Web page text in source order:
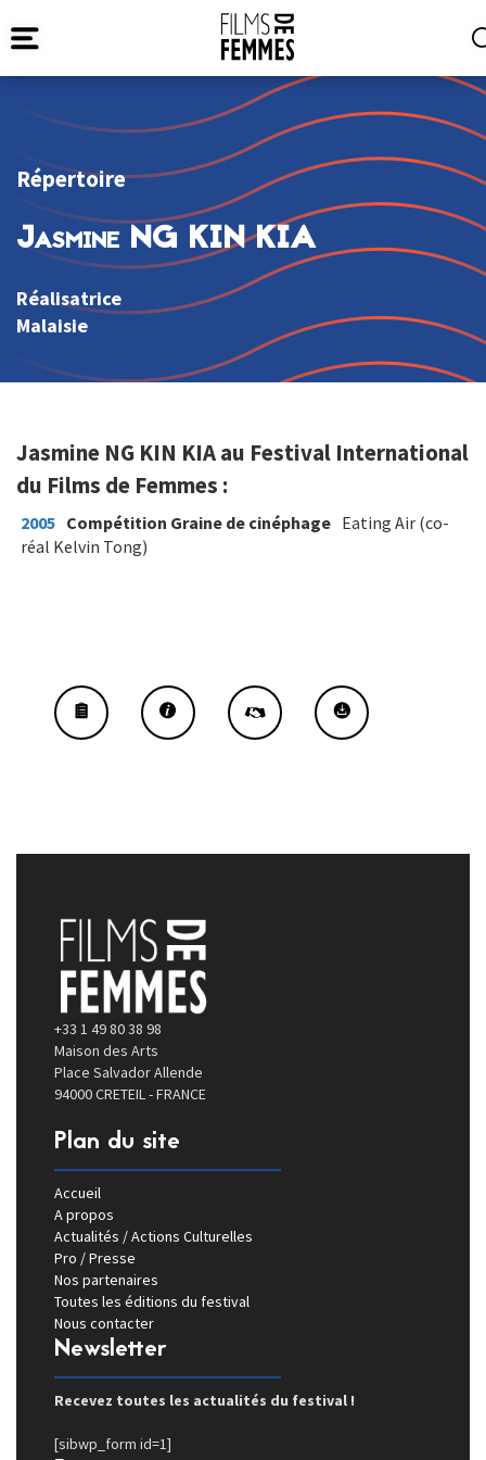
Répertoire
Jasmine NG KIN KIA
Réalisatrice
Malaisie
Jasmine NG KIN KIA au Festival International
du Films de Femmes :
2005 Compétition Graine de cinéphage Eating Air (co-
réal Kelvin Tong)
+33 1 49 80 38 98
Maison des Arts
Place Salvador Allende
94000 CRETEIL - FRANCE
Plan du site
Accueil
A propos
Actualités / Actions Culturelles
Pro / Presse
Nos partenaires
Toutes les éditions du festival
Nous contacter
Newsletter
Recevez toutes les actualités du festival !
[sibwp_form id=1]